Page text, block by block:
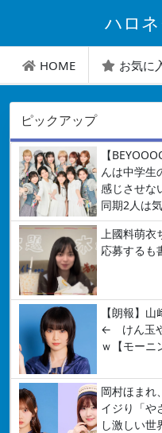
ハロ
HOME お気に
ピックアップ
【
んは中学生
感じさせな
同期2人は
上國料萌
応募するも
【朗報】
← けん玉や
ｗ【モーニ
岡村ほまれ
イジり「や
し激しい世